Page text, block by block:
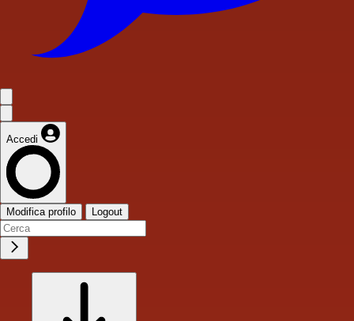
Accedi
Modifica profilo Logout